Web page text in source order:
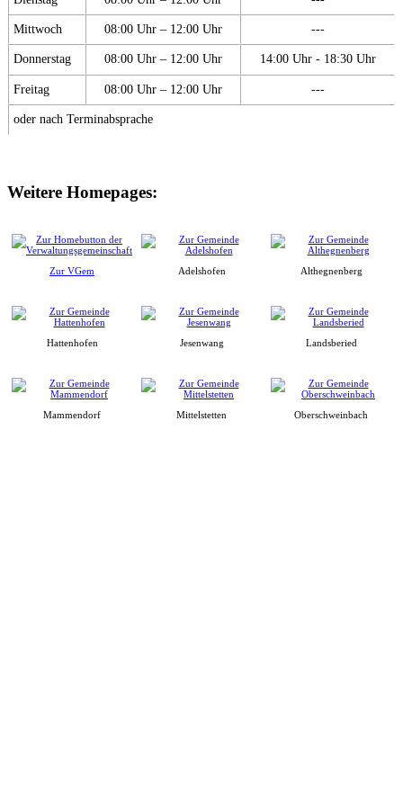
Mittwoch 08:00 Uhr – 12:00 Uhr ---
Donnerstag 08:00 Uhr – 12:00 Uhr 14:00 Uhr - 18:30 Uhr
Freitag 08:00 Uhr – 12:00 Uhr ---
oder nach Terminabsprache
Weitere Homepages:
Zur VGem Adelshofen Althegnenberg
Hattenhofen Jesenwang Landsberied
Mammendorf Mittelstetten Oberschweinbach